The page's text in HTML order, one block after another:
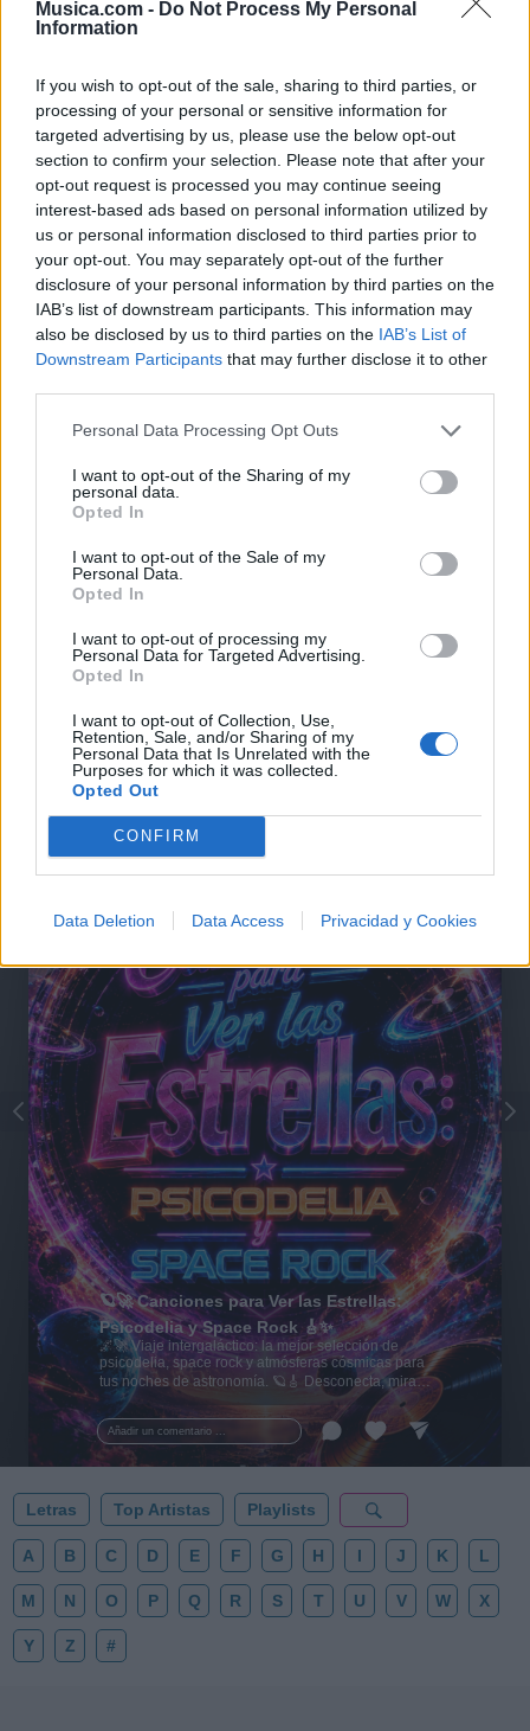
Musica.com - Do Not Process My Personal
Information
If you wish to opt-out of the sale, sharing to third parties, or
processing of your personal or sensitive information for
targeted advertising by us, please use the below opt-out
section to confirm your selection. Please note that after your
opt-out request is processed you may continue seeing
interest-based ads based on personal information utilized by
us or personal information disclosed to third parties prior to
your opt-out. You may separately opt-out of the further
disclosure of your personal information by third parties on the
IAB’s list of downstream participants. This information may
also be disclosed by us to third parties on the IAB’s List of
Downstream Participants that may further disclose it to other
Personal Data Processing Opt Outs
I want to opt-out of the Sharing of my
personal data.
Opted In
I want to opt-out of the Sale of my
Personal Data.
Opted In
I want to opt-out of processing my
Personal Data for Targeted Advertising.
Opted In
I want to opt-out of Collection, Use,
Retention, Sale, and/or Sharing of my
Personal Data that Is Unrelated with the
Purposes for which it was collected.
Opted Out
CONFIRM
Data Deletion Data Access Privacidad y Cookies
+ Letras de Música Latina
Lo Mejor de la Música Latina Novedades Música Latina
Comentar Letra
Comenta o pregunta lo que desees sobre Anibal
Comentarios (1)
Añadir un comentario ...
🪐🚀 Canciones para Ver las Estrellas:
Psicodelia y Space Rock 🎸✨
🌌🚀 Viaje intergaláctico: la mejor selección de
psicodelia, space rock y atmósferas cósmicas para
tus noches de astronomía. 🪐🎸 Desconecta, mira
al firmamento y siente la gravedad cero. 💾 ¡Guarda
esta colección para tu próxima noche estrellada!
✨⭐
Letras Top Artistas Playlists
A B C D E F G H I J K L
M N O P Q R S T U V W X
Y Z #